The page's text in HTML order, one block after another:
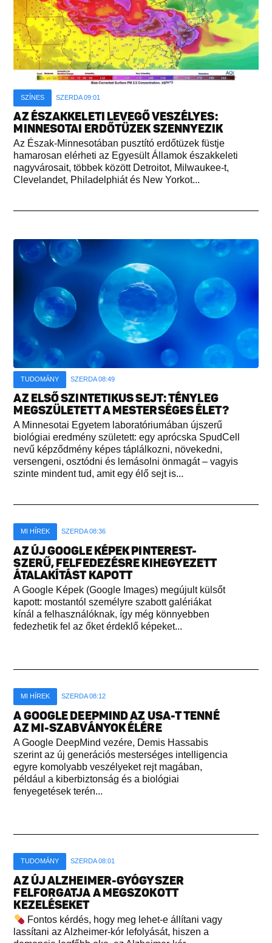
SZÍNES SZERDA 09:01
AZ ÉSZAKKELETI LEVEGŐ VESZÉLYES:
MINNESOTAI ERDŐTÜZEK SZENNYEZIK
Az Észak-Minnesotában pusztító erdőtüzek füstje
hamarosan elérheti az Egyesült Államok északkeleti
nagyvárosait, többek között Detroitot, Milwaukee-t,
Clevelandet, Philadelphiát és New Yorkot...
TUDOMÁNY SZERDA 08:49
AZ ELSŐ SZINTETIKUS SEJT: TÉNYLEG
MEGSZÜLETETT A MESTERSÉGES ÉLET?
A Minnesotai Egyetem laboratóriumában újszerű
biológiai eredmény született: egy aprócska SpudCell
nevű képződmény képes táplálkozni, növekedni,
versengeni, osztódni és lemásolni önmagát – vagyis
szinte mindent tud, amit egy élő sejt is...
MI HÍREK SZERDA 08:36
AZ ÚJ GOOGLE KÉPEK PINTEREST-
SZERŰ, FELFEDEZÉSRE KIHEGYEZETT
ÁTALAKÍTÁST KAPOTT
A Google Képek (Google Images) megújult külsőt
kapott: mostantól személyre szabott galériákat
kínál a felhasználóknak, így még könnyebben
fedezhetik fel az őket érdeklő képeket...
MI HÍREK SZERDA 08:12
A GOOGLE DEEPMIND AZ USA-T TENNÉ
AZ MI-SZABVÁNYOK ÉLÉRE
A Google DeepMind vezére, Demis Hassabis
szerint az új generációs mesterséges intelligencia
egyre komolyabb veszélyeket rejt magában,
például a kiberbiztonság és a biológiai
fenyegetések terén...
TUDOMÁNY SZERDA 08:01
AZ ÚJ ALZHEIMER-GYÓGYSZER
FELFORGATJA A MEGSZOKOTT
KEZELÉSEKET
Fontos kérdés, hogy meg lehet-e állítani vagy
lassítani az Alzheimer-kór lefolyását, hiszen a